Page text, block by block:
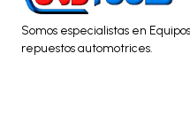
Somos especialistas en
repuestos automotrices.